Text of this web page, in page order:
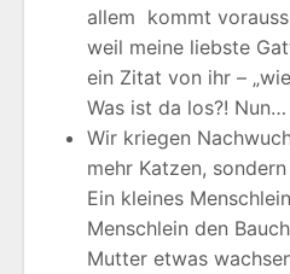
allem kommt
weil meine liebste
ein Zitat von ihr –
Was ist da los?! Nun…
Wir kriegen
mehr Katzen,
Ein kleines
Menschlein den
Mutter etwas